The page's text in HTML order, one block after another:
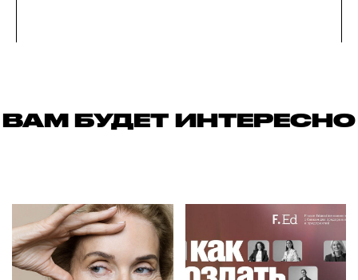
ВАМ БУДЕТ ИНТЕРЕСНО